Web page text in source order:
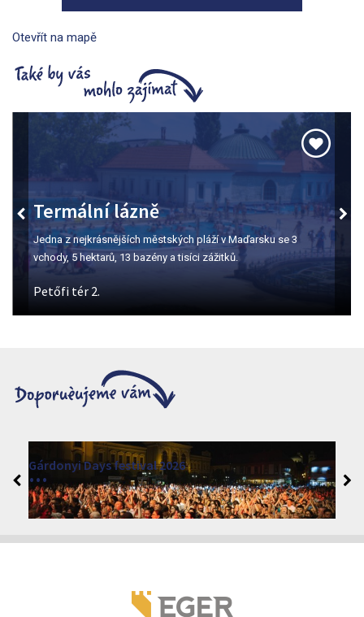
Otevřít na mapě
Údolí krásné paní
Číslo jedna pro ochutnávku vín v Egeru.
Open-Air Events in Szépasszonyvölgy
2026. červen 19. - 2026. srpen 28.
Márai Központ, Eger 3300, Szépasszony-völgy 35.